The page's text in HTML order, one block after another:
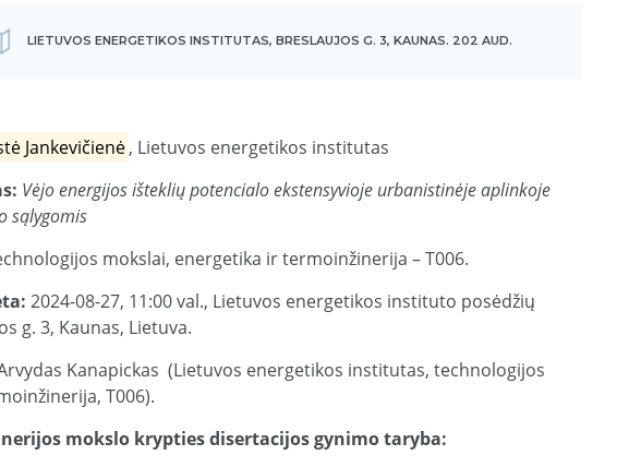
LIETUVOS ENERGETIKOS INSTITUTAS, BRESLAUJOS G. 3, KAUNAS. 202 AUD.
Jankevičienė, Lietuvos energetikos institutas
Vėjo energijos išteklių potencialo ekstensyvioje urbanistinėje aplinkoje
sąlygomis
mokslai, energetika ir termoinžinerija – T006.
2024-08-27, 11:00 val., Lietuvos energetikos instituto posėdžių
g. 3, Kaunas, Lietuva.
Kanapickas (Lietuvos energetikos institutas, technologijos
T006).
mokslo krypties disertacijos gynimo taryba: